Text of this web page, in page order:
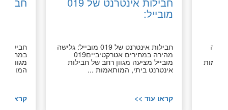
מובייל:
חבילות אינטרנט של 019 מובייל: גלישה
מהירה במחירים אטרקטיביים019
מובייל מציעה מגוון רחב של חבילות
אינטרנט ביתי, המותאמות ...
קראו עוד >>
חבילות
מגוון
קראו